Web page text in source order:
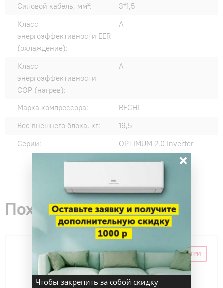
Силовой кабель, мм²:
3*1,5
Класс
энергоэффективности EER
(охлаждение):
A
Класс
энергоэффективности
COP (нагрев):
A
Марка компрессора:
RECHI
Вес внешнего блока, кг:
19,5
Серии:
OPTIMUM 2.0 Inverter
Похожие товары
СКИДКА ПО ПРОМОКОДУ ВНУТРИ
×
Чтобы закрепить за собой скидку